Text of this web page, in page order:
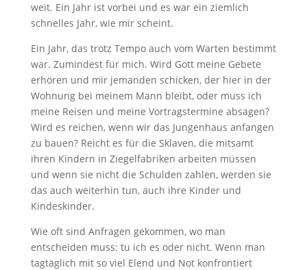
weit. Ein Jahr ist vorbei und es war ein ziemlich
schnelles Jahr, wie mir scheint.
Ein Jahr, das trotz Tempo auch vom Warten bestimmt
war. Zumindest für mich. Wird Gott meine Gebete
erhören und mir jemanden schicken, der hier in der
Wohnung bei meinem Mann bleibt, oder muss ich
meine Reisen und meine Vortragstermine absagen?
Wird es reichen, wenn wir das Jungenhaus anfangen
zu bauen? Reicht es für die Sklaven, die mitsamt
ihren Kindern in Ziegelfabriken arbeiten müssen
und wenn sie nicht die Schulden zahlen, werden sie
das auch weiterhin tun, auch ihre Kinder und
Kindeskinder.
Wie oft sind Anfragen gekommen, wo man
entscheiden muss: tu ich es oder nicht. Wenn man
tagtäglich mit so viel Elend und Not konfrontiert